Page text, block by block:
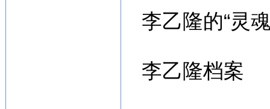
李乙隆的“灵
李乙隆档案